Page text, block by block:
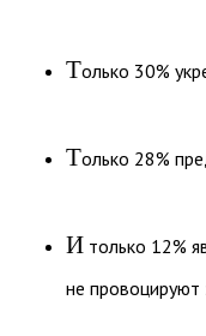
Только 30%
Только 28%
И только 12%
не провоцируют